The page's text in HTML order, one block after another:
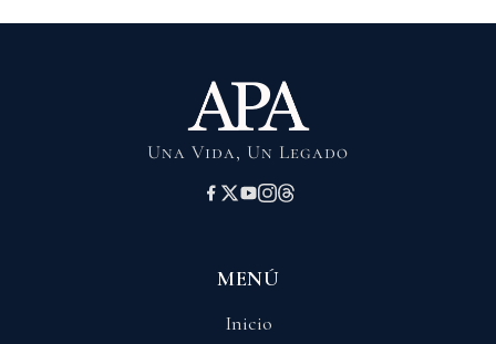
Una Vida, Un Legado
MENÚ
Inicio